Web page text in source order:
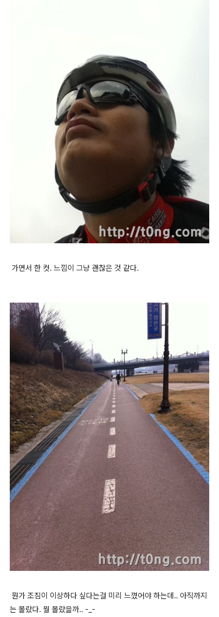
가면서 한 컷. 느낌이 그냥 괜찮은 것 같다.
뭔가 조짐이 이상하다 싶다는걸 미리 느꼈어야 하는데.. 아직까지
는 몰랐다. 뭘 몰랐을까.. -_-